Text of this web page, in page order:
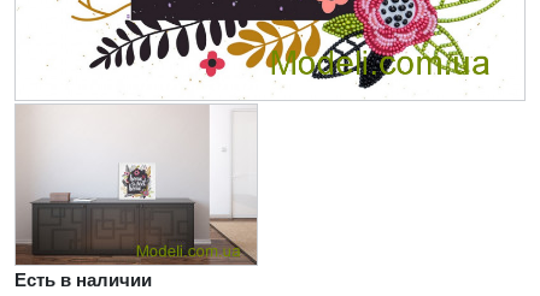
Есть в наличии